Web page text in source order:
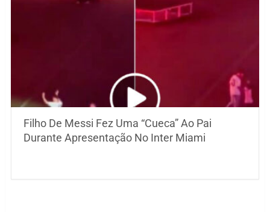
Filho De Messi Fez Uma “Cueca” Ao Pai
Durante Apresentação No Inter Miami